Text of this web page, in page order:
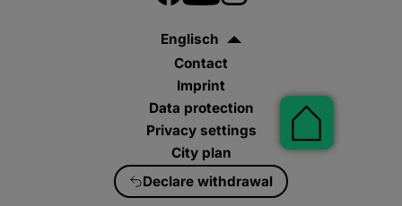
Englisch
Contact
Imprint
Data protection
Privacy settings
City plan
Declare withdrawal